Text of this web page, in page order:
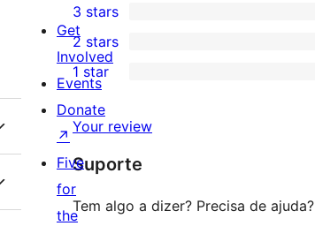
star
reviews
4-
star
reviews
2
3-
star
reviews
3 stars
0
2-
star
reviews
2 stars
0
1-
star
reviews
1 star
Your review
Suporte
Tem algo a dizer? Precisa de ajuda?
Get
Involved
Events
Donate
↗
Five
for
the